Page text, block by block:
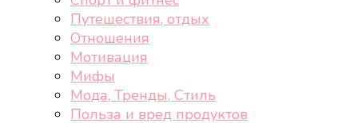
Путешествия, отдых
Отношения
Мотивация
Мифы
Мода, Тренды, Стиль
Польза и вред продуктов